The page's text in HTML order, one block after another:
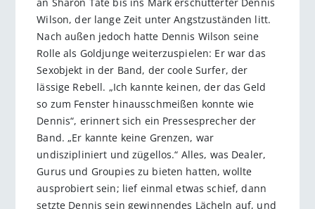
Wilson, der lange Zeit unter Angstzuständen litt.
Nach außen jedoch hatte Dennis Wilson seine
Rolle als Goldjunge weiterzuspielen: Er war das
Sexobjekt in der Band, der coole Surfer, der
lässige Rebell. „Ich kannte keinen, der das Geld
so zum Fenster hinausschmeißen konnte wie
Dennis“, erinnert sich ein Pressesprecher der
Band. „Er kannte keine Grenzen, war
undiszipliniert und zügellos.“ Alles, was Dealer,
Gurus und Groupies zu bieten hatten, wollte
ausprobiert sein; lief einmal etwas schief, dann
setzte Dennis sein gewinnendes Lächeln auf, und